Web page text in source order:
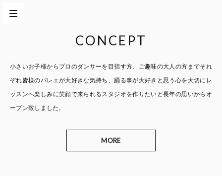
CONCEPT
小さいお子様からプロのダンサーを目指す方、 ご趣味の大人の方までそれ
ぞれ皆様のバレエが大好きな気持ち、踊る事が大好きと思う心を大切に レ
ッスンへ楽しみに笑顔で来られるスタジオを作りたいと長年の思いからオ
ープン致しました。
MORE